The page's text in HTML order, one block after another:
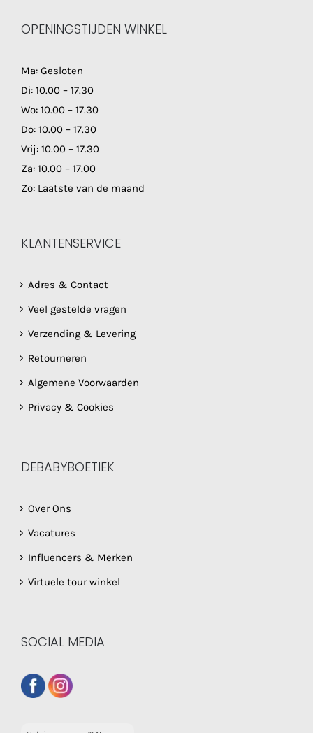
OPENINGSTIJDEN WINKEL
Ma: Gesloten
Di: 10.00 – 17.30
Wo: 10.00 – 17.30
Do: 10.00 – 17.30
Vrij: 10.00 – 17.30
Za: 10.00 – 17.00
Zo: Laatste van de maand
KLANTENSERVICE
Adres & Contact
Veel gestelde vragen
Verzending & Levering
Retourneren
Algemene Voorwaarden
Privacy & Cookies
DEBABYBOETIEK
Over Ons
Vacatures
Influencers & Merken
Virtuele tour winkel
SOCIAL MEDIA